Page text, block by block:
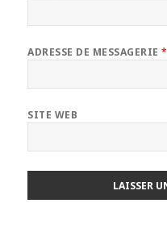
ADRESSE DE MESSAGERIE*
SITE WEB